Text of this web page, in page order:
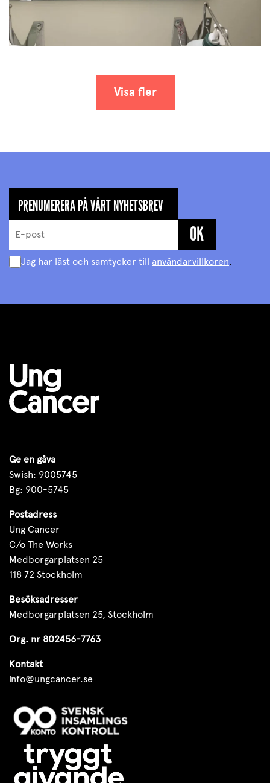
Visa fler
PRENUMERERA PÅ VÅRT NYHETSBREV
Jag har läst och samtycker till användarvillkoren.
Ge en gåva
Swish: 9005745
Bg: 900-5745
Postadress
Ung Cancer
C/o The Works
Medborgarplatsen 25
118 72 Stockholm
Besöksadresser
Medborgarplatsen 25, Stockholm
Org. nr 802456-7763
Kontakt
info@ungcancer.se